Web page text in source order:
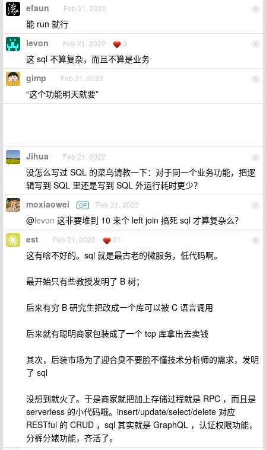
3
efaun Feb 21, 2022
能 run 就行
4
levon Feb 21, 2022 3
这 sql 不算复杂，而且不算是业务
5
gimp Feb 21, 2022
“这个功能明天就要”
6
Jihua Feb 21, 2022
没怎么写过 SQL 的菜鸟请教一下：对于同一个业务功能，把逻
辑写到 SQL 里还是写到 SQL 外运行耗时更少？
7
moxiaowei OP Feb 21, 2022
@levon 这非要堆到 10 来个 left join 搞死 sql 才算复杂么？
8
est Feb 21, 2022 31
这有啥不好的。sql 就是最古老的微服务，低代码啊。
最开始只有些教授发明了 B 树；
后来有穷 B 研究生把改成一个库可以被 C 语言调用
后来就有聪明商家包装成了一个 tcp 库拿出去卖钱
其次，后装市场为了迎合臭不要脸不懂技术分析师的需求，发明
了 sql
没想到就火了。于是商家就把加上存储过程就是 RPC ，而且是
serverless 的小代码哦。insert/update/select/delete 对应
RESTful 的 CRUD ，sql 其实就是 GraphQL ，认证权限功能，
分裤分婊功能，齐活了。